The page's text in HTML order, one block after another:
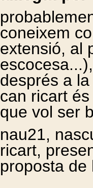
coneixem
extensió, al
després a
can ricart
que vol ser
nau21,
ricart,
proposta de